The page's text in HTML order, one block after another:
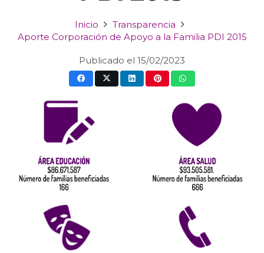
Inicio
Transparencia
Aporte Corporación de Apoyo a la Familia PDI 2015
Publicado el 15/02/2023